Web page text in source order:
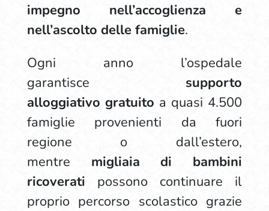
impegno nell’accoglienza e
nell’ascolto delle famiglie.
Ogni anno l’ospedale
garantisce supporto
alloggiativo gratuito a quasi 4.500
famiglie provenienti da fuori
regione o dall’estero,
mentre migliaia di bambini
ricoverati possono continuare il
proprio percorso scolastico grazie